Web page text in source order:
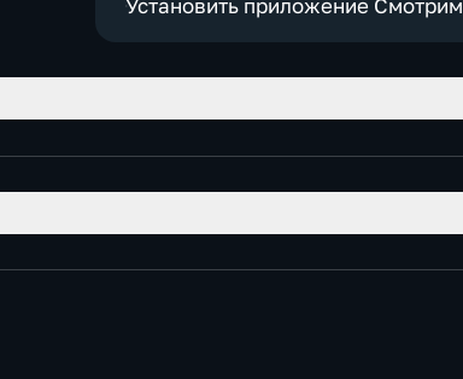
Установить приложение Смотрим